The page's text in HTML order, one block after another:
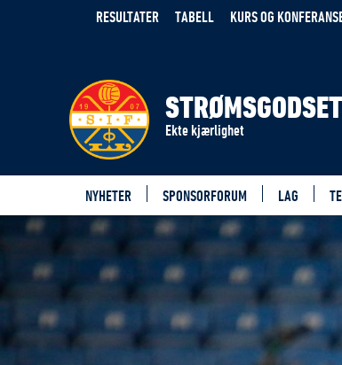
RESULTATER TABELL KURS OG
STRØMSGODSET
Ekte kjærlighet
NYHETER SPONSORFORUM LAG